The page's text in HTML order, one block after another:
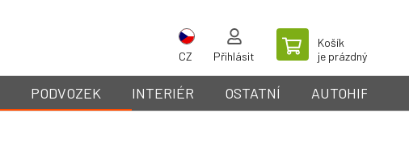
CZ Přihlásit
Košík
je prázdný
PODVOZEK INTERIÉR OSTATNÍ AUTOHIFI